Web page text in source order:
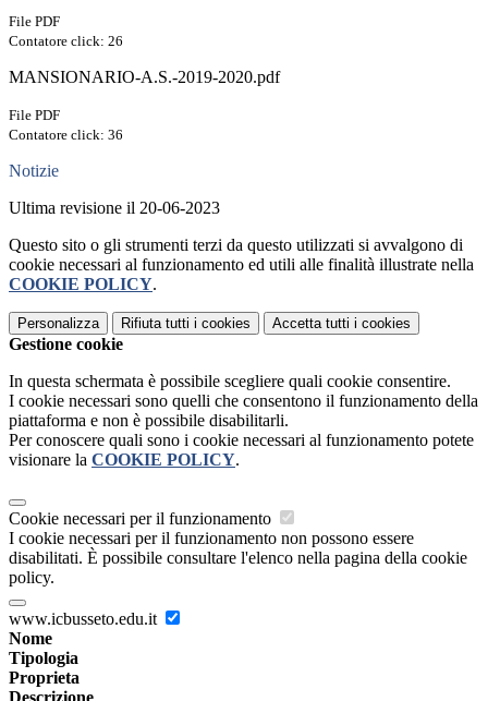
File PDF
Contatore click: 26
MANSIONARIO-A.S.-2019-2020.pdf
File PDF
Contatore click: 36
Notizie
Ultima revisione il 20-06-2023
Questo sito o gli strumenti terzi da questo utilizzati si avvalgono di
cookie necessari al funzionamento ed utili alle finalità illustrate nella
COOKIE POLICY.
Personalizza Rifiuta tutti i cookies Accetta tutti i cookies
Gestione cookie
In questa schermata è possibile scegliere quali cookie consentire.
I cookie necessari sono quelli che consentono il funzionamento della
piattaforma e non è possibile disabilitarli.
Per conoscere quali sono i cookie necessari al funzionamento potete
visionare la COOKIE POLICY.
Cookie necessari per il funzionamento
I cookie necessari per il funzionamento non possono essere
disabilitati. È possibile consultare l'elenco nella pagina della cookie
policy.
www.icbusseto.edu.it
Nome
Tipologia
Proprieta
Descrizione